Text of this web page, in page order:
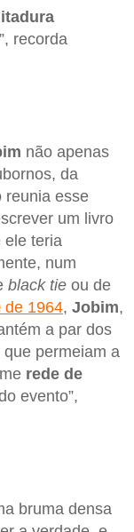
”, recorda
não apenas
da
reunia esse
um livro
ele teria
num
black tie ou de
de 1964, Jobim,
a par dos
permeiam a
rede de
evento”,
bruma densa